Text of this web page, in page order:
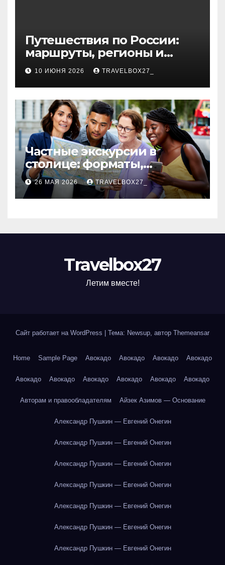
Путешествия по России:
маршруты, регионы и
особенности поездок
10 ИЮНЯ 2026 TRAVELBOX27_
Частные экскурсии в
столице: форматы,
маршруты и особенности
организации
26 МАЯ 2026 TRAVELBOX27_
Travelbox27
Летим вместе!
Сайт работает на WordPress Тема: Newsup, автор Themeansar
Home Sample Page Авокадо Авокадо Авокадо Авокадо
Авокадо Авокадо Авокадо Авокадо Авокадо Авокадо
Авторам и правообладателям Айзек Азимов — Основание
Александр Пушкин — Евгений Онегин
Александр Пушкин — Евгений Онегин
Александр Пушкин — Евгений Онегин
Александр Пушкин — Евгений Онегин
Александр Пушкин — Евгений Онегин
Александр Пушкин — Евгений Онегин
Александр Пушкин — Евгений Онегин